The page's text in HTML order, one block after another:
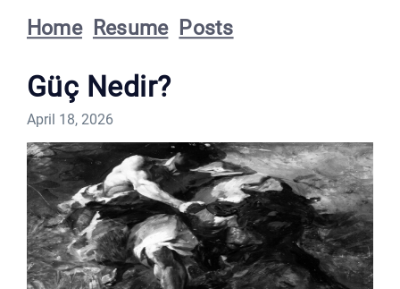
Home Resume Posts
Güç Nedir?
April 18, 2026